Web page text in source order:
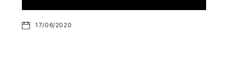
17/06/2020